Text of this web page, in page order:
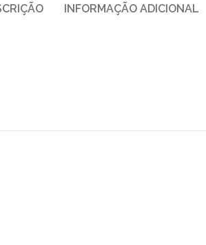
INFORMAÇÃO ADICIONAL